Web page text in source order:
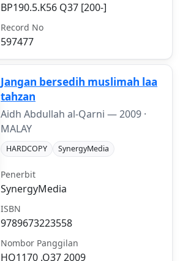
BP190.5.K56 Q37 [200-]
Record No
597477
Jangan bersedih muslimah laa
tahzan
Aidh Abdullah al-Qarni —2009 ·
MALAY
HARDCOPY SynergyMedia
Penerbit
SynergyMedia
ISBN
9789673223558
Nombor Panggilan
HQ1170 .Q37 2009